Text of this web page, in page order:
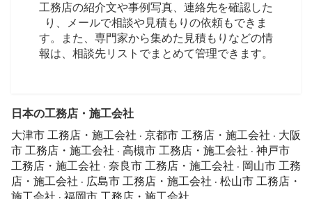
工務店の紹介文や事例写真、連絡先を確認した
り、メールで相談や見積もりの依頼もできま
す。また、専門家から集めた見積もりなどの情
報は、相談先リストでまとめて管理できます。
日本の工務店・施工会社
大津市 工務店・施工会社 · 京都市 工務店・施工会社 · 大阪
市 工務店・施工会社 · 高槻市 工務店・施工会社 · 神戸市
工務店・施工会社 · 奈良市 工務店・施工会社 · 岡山市 工務
店・施工会社 · 広島市 工務店・施工会社 · 松山市 工務店・